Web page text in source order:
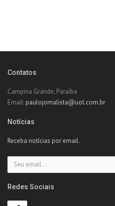
Contatos
Campina Grande, Paraíba
Email: paulojornalista@uol.com.br
Notícias
Receba notícias por email.
Redes Sociais